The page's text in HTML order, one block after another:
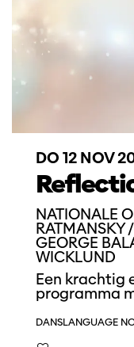
NATIONALE
RATMANSKY
GEORGE
WICKLUND
DO 12 NOV
Een krachtig
programma
DANSLANGUAGE